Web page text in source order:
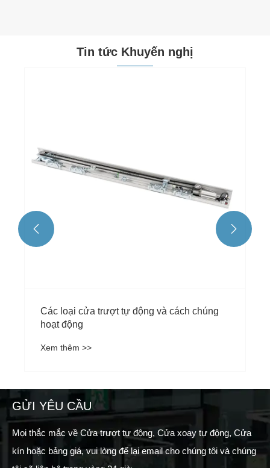
Tin tức Khuyến nghị
 
GỬI YÊU CẦU
Mọi thắc mắc về Cửa trượt tự động, Cửa xoay tự động, Cửa
kín hoặc bảng giá, vui lòng để lại email cho chúng tôi và chúng